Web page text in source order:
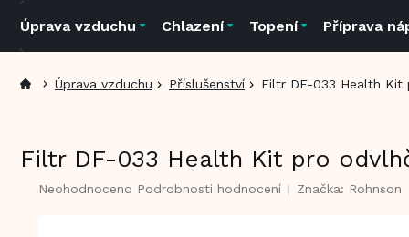
Úprava vzduchu Chlazení Topení Příprava
Úprava vzduchu Příslušenství Filtr DF-033 Health Kit
Filtr DF-033 Health Kit pro
Průměrné
Neohodnoceno Podrobnosti hodnocení Značka: Rohnson